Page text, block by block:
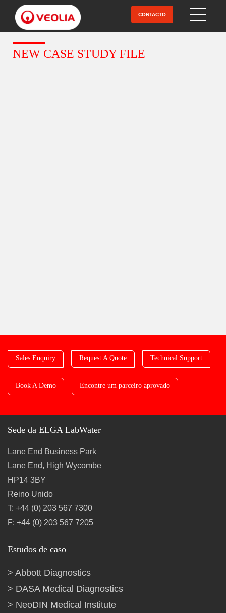
para
conteúdo
CONTACTO
NEW CASE STUDY FILE
Sales Enquiry Request A Quote Technical Support
Book A Demo Encontre um parceiro aprovado
Sede da ELGA LabWater
Lane End Business Park
Lane End, High Wycombe
HP14 3BY
Reino Unido
T: +44 (0) 203 567 7300
F: +44 (0) 203 567 7205
Estudos de caso
Abbott Diagnostics
DASA Medical Diagnostics
NeoDIN Medical Institute